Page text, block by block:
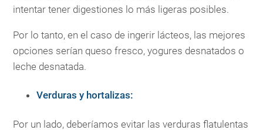
intentar tener digestiones lo más ligeras posibles.
Por lo tanto, en el caso de ingerir lácteos, las mejores
opciones serían queso fresco, yogures desnatados o
leche desnatada.
Verduras y hortalizas:
Por un lado, deberíamos evitar las verduras flatulentas